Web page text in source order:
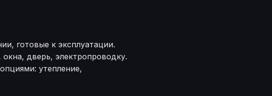
готовые к эксплуатации.
дверь, электропроводку.
утепление,